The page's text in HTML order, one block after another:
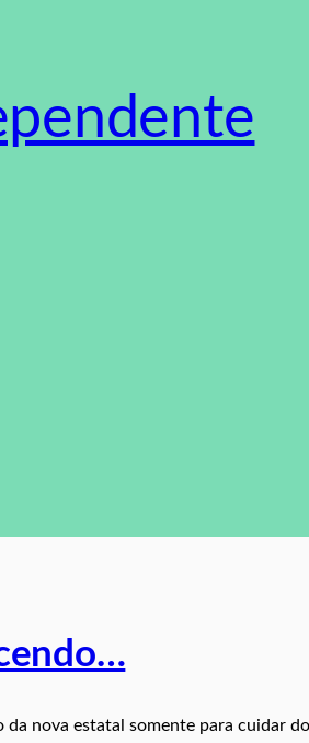
nova estatal somente para cuidar do